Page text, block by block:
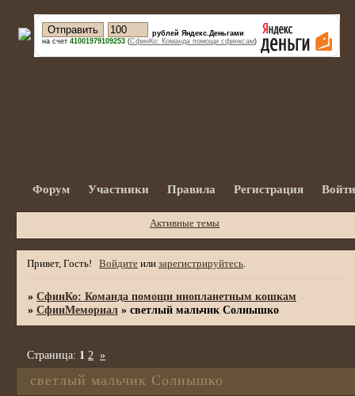
рублей Яндекс.Деньгами
на счет 41001979109253 (СфинКо: Команда помощи сфинксам)
Форум Участники Правила Регистрация
Активные темы
Привет, Гость! Войдите илизарегистрируйтесь.
»СфинКо: Команда помощи инопланетным кошкам
»СфинМемориал »светлый мальчик Солнышко
светлый мальчик Солнышко
Страница: 1 2 »